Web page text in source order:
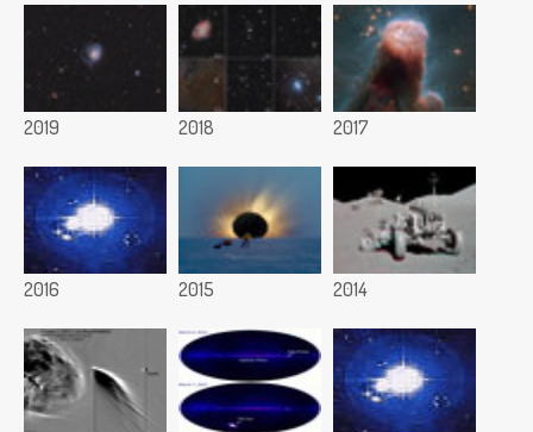
2019 2018 2017
2016 2015 2014